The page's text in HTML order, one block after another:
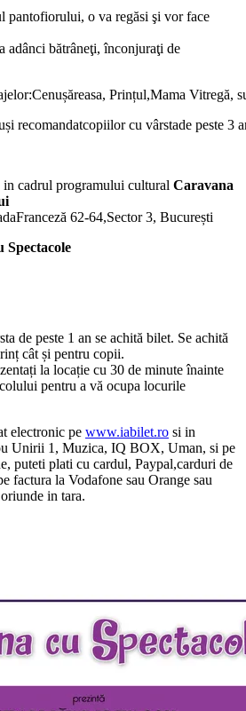
pantofiorului, o va regăsi şi vorface
adânci bătrâneţi,înconjuraţi de
:Cenușăreasa, Prințul,Mama Vitregă,
recomandatcopiilorcu vârstade peste 3
in cadrul programului cultural Caravana
Franceză 62-64,Sector 3, București
Spectacole
de peste 1 an se achită bilet. Se achită
cât și pentru copii.
la locație cu 30 de minute înainte
pentru a vă ocupa locurile
electronic pe www.iabilet.ro si in
Unirii 1, Muzica, IQ BOX, Uman, si pe
puteti plati cu cardul, Paypal,carduri de
factura la Vodafone sau Orange sau
in tara.